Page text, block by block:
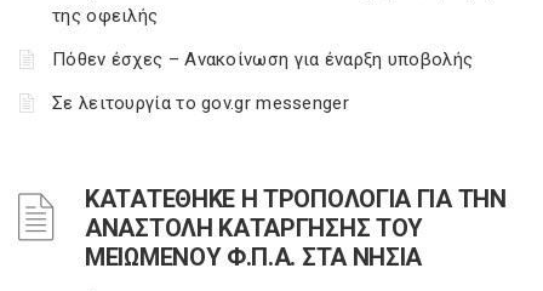
της οφειλής
Πόθεν έσχες – Ανακοίνωση για έναρξη υποβολής
Σε λειτουργία το gov.gr messenger
ΚΑΤΑΤΕΘΗΚΕ Η ΤΡΟΠΟΛΟΓΙΑ ΓΙΑ ΤΗΝ
ΑΝΑΣΤΟΛΗ ΚΑΤΑΡΓΗΣΗΣ ΤΟΥ
ΜΕΙΩΜΕΝΟΥ Φ.Π.Α. ΣΤΑ ΝΗΣΙΑ